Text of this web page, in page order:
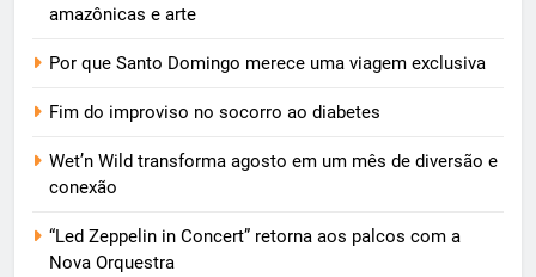
amazônicas e arte
Por que Santo Domingo merece uma viagem exclusiva
Fim do improviso no socorro ao diabetes
Wet’n Wild transforma agosto em um mês de diversão e
conexão
“Led Zeppelin in Concert” retorna aos palcos com a
Nova Orquestra